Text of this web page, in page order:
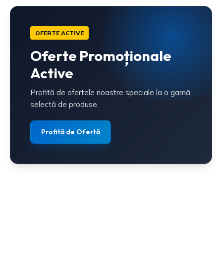
OFERTE ACTIVE
Oferte Promoționale
Active
Profită de ofertele noastre speciale la o gamă
selectă de produse.
Profită de Ofertă